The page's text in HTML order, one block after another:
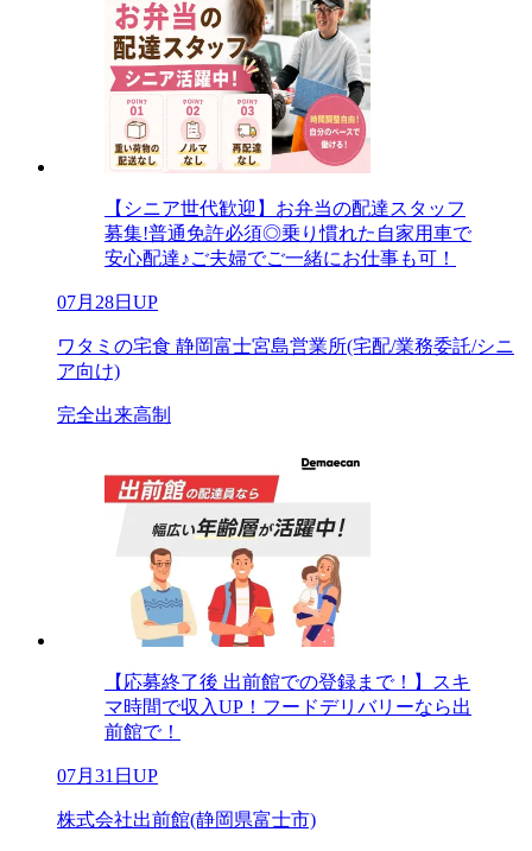
【シニア世代歓迎】お弁当の配達スタッフ
募集!普通免許必須◎乗り慣れた自家用車で
安心配達♪ご夫婦でご一緒にお仕事も可！
07月28日UP
ワタミの宅食 静岡富士宮島営業所(宅配/業務委託/シニ
ア向け)
完全出来高制
【応募終了後 出前館での登録まで！】スキ
マ時間で収入UP！フードデリバリーなら出
前館で！
07月31日UP
株式会社出前館(静岡県富士市)